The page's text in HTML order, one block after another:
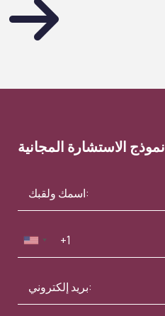
نموذج الاستشارة المجانية